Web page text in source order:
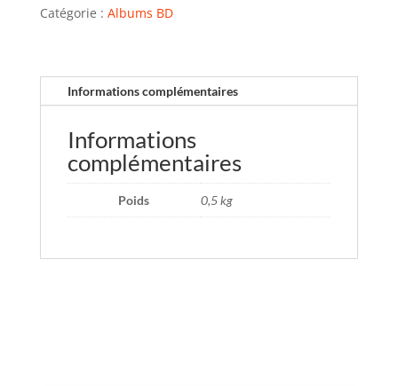
Catégorie : Albums BD
Informations complémentaires
Informations
complémentaires
Poids 0,5 kg